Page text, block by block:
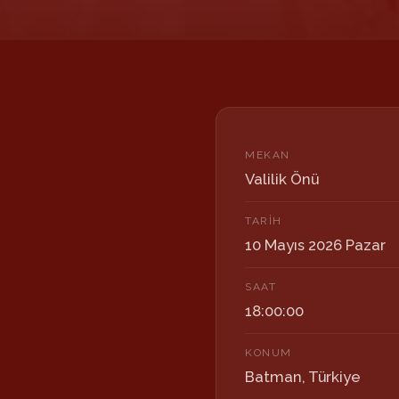
MEKAN
Valilik Önü
TARIH
10 Mayıs 2026 Pazar
SAAT
18:00:00
KONUM
Batman, Türkiye